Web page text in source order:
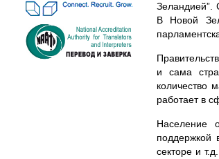
Зеландией”.
В Новой
и сама
количество
работает в
Население
поддержкой
секторе и